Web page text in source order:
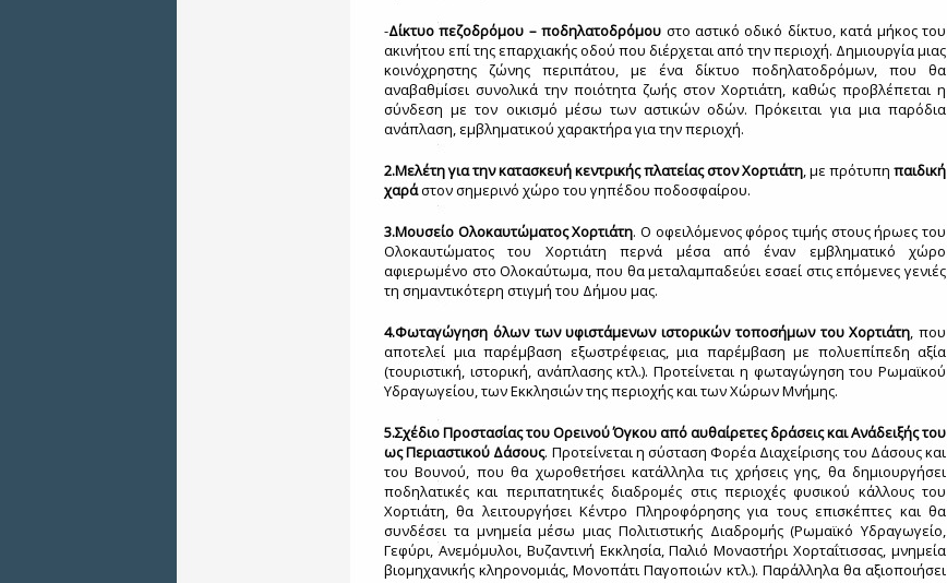
-Δίκτυο πεζοδρόμου – ποδηλατοδρόμου στο αστικό οδικό δίκτυο, κατά μήκος του
ακινήτου επί της επαρχιακής οδού που διέρχεται από την περιοχή. Δημιουργία μιας
κοινόχρηστης ζώνης περιπάτου, με ένα δίκτυο ποδηλατοδρόμων, που θα
αναβαθμίσει συνολικά την ποιότητα ζωής στον Χορτιάτη, καθώς προβλέπεται η
σύνδεση με τον οικισμό μέσω των αστικών οδών. Πρόκειται για μια παρόδια
ανάπλαση, εμβληματικού χαρακτήρα για την περιοχή.
2.Μελέτη για την κατασκευή κεντρικής πλατείας στον Χορτιάτη, με πρότυπη παιδική
χαράστον σημερινό χώρο του γηπέδου ποδοσφαίρου.
3.Μουσείο Ολοκαυτώματος Χορτιάτη. Ο οφειλόμενος φόρος τιμής στους ήρωες του
Ολοκαυτώματος του Χορτιάτη περνά μέσα από έναν εμβληματικό χώρο
αφιερωμένο στο Ολοκαύτωμα, που θα μεταλαμπαδεύει εσαεί στις επόμενες γενιές
τη σημαντικότερη στιγμή του Δήμου μας.
4.Φωταγώγηση όλων των υφιστάμενων ιστορικών τοποσήμων του Χορτιάτη, που
αποτελεί μια παρέμβαση εξωστρέφειας, μια παρέμβαση με πολυεπίπεδη αξία
(τουριστική, ιστορική, ανάπλασης κτλ.). Προτείνεται η φωταγώγηση του Ρωμαϊκού
Υδραγωγείου, των Εκκλησιών της περιοχής και των Χώρων Μνήμης.
5.Σχέδιο Προστασίας του Ορεινού Όγκου από αυθαίρετες δράσεις και Ανάδειξής του
ως Περιαστικού Δάσους. Προτείνεται η σύσταση Φορέα Διαχείρισης του Δάσους και
του Βουνού, που θα χωροθετήσει κατάλληλα τις χρήσεις γης, θα δημιουργήσει
ποδηλατικές και περιπατητικές διαδρομές στις περιοχές φυσικού κάλλους του
Χορτιάτη, θα λειτουργήσει Κέντρο Πληροφόρησης για τους επισκέπτες και θα
συνδέσει τα μνημεία μέσω μιας Πολιτιστικής Διαδρομής (Ρωμαϊκό Υδραγωγείο,
Γεφύρι, Ανεμόμυλοι, Βυζαντινή Εκκλησία, Παλιό Μοναστήρι Χορταΐτισσας, μνημεία
βιομηχανικής κληρονομιάς, Μονοπάτι Παγοποιών κτλ.). Παράλληλα θα αξιοποιήσει